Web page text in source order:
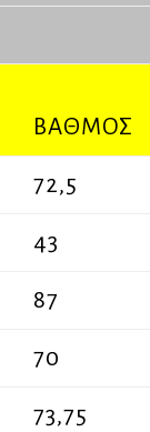
ΒΑΘΜΟΣ
72,5
43
87
70
73,75